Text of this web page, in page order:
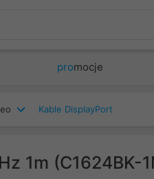
promocje
Kable DisplayPort
1m (C1624BK-